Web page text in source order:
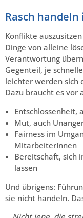
Rasch
Konflikte
Dinge von alleine
Verantwortung
Gegenteil, je
leichter werden sich
Dazu braucht es vor
Entschlossenheit,
Mut, auch
Fairness im
MitarbeiterInnen
Bereitschaft, sich
lassen
Und übrigens:
sie nicht handeln.